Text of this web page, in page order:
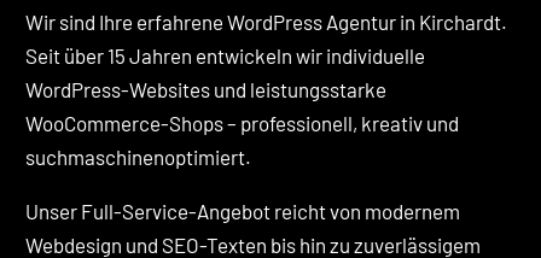
Wir sind Ihre erfahrene WordPress Agentur in Kirchardt.
Seit über 15 Jahren entwickeln wir individuelle
WordPress-Websites und leistungsstarke
WooCommerce-Shops – professionell, kreativ und
suchmaschinenoptimiert.
Unser Full-Service-Angebot reicht von modernem
Webdesign und SEO-Texten bis hin zu zuverlässigem